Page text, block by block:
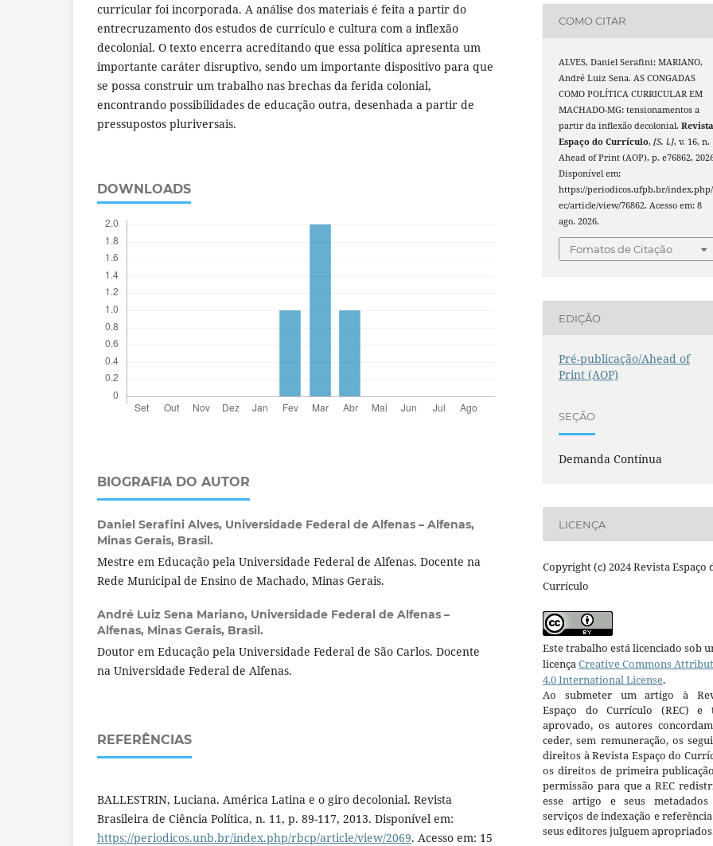
curricular foi incorporada. A análise dos materiais é feita a partir do
entrecruzamento dos estudos de currículo e cultura com a inflexão
decolonial. O texto encerra acreditando que essa política apresenta um
importante caráter disruptivo, sendo um importante dispositivo para que
se possa construir um trabalho nas brechas da ferida colonial,
encontrando possibilidades de educação outra, desenhada a partir de
pressupostos pluriversais.
DOWNLOADS
BIOGRAFIA DO AUTOR
Daniel Serafini Alves, Universidade Federal de Alfenas – Alfenas,
Minas Gerais, Brasil.
Mestre em Educação pela Universidade Federal de Alfenas. Docente na
Rede Municipal de Ensino de Machado, Minas Gerais.
André Luiz Sena Mariano, Universidade Federal de Alfenas –
Alfenas, Minas Gerais, Brasil.
Doutor em Educação pela Universidade Federal de São Carlos. Docente
na Universidade Federal de Alfenas.
REFERÊNCIAS
BALLESTRIN, Luciana. América Latina e o giro decolonial. Revista
Brasileira de Ciência Política, n. 11, p. 89-117, 2013. Disponível em:
https://periodicos.unb.br/index.php/rbcp/article/view/2069. Acesso em: 15
COMO CITAR
ALVES, Daniel Serafini; MARIANO,
André Luiz Sena. AS CONGADAS
COMO POLÍTICA CURRICULAR EM
MACHADO-MG: tensionamentos a
partir da inflexão decolonial.Revista
Espaço do Currículo,[S. l.], v. 16, n.
Ahead of Print (AOP), p. e76862,
Disponível em:
https://periodicos.ufpb.br/
ec/article/view/76862. Acesso em: 8
ago. 2026.
Fomatos de Citação
EDIÇÃO
Pré-publicação/Ahead of
Print (AOP)
SEÇÃO
Demanda Contínua
LICENÇA
Copyright (c) 2024 Revista Espaço
Currículo
Este trabalho está licenciado sob
licençaCreative Commons
4.0 International License.
Ao submeter um artigo à
Espaço do Currículo (REC) e
aprovado, os autores
ceder, sem remuneração, os
direitos à Revista Espaço do
os direitos de primeira
permissão para que a REC
esse artigo e seus metadados
serviços de indexação e
seus editores julguem